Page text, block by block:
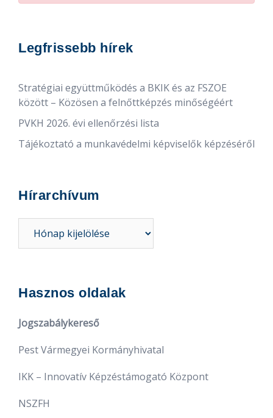
Legfrissebb hírek
Stratégiai együttműködés a BKIK és az FSZOE
között – Közösen a felnőttképzés minőségéért
PVKH 2026. évi ellenőrzési lista
Tájékoztató a munkavédelmi képviselők képzéséről
Hírarchívum
Hasznos oldalak
Jogszabálykereső
Pest Vármegyei Kormányhivatal
IKK – Innovatív Képzéstámogató Központ
NSZFH